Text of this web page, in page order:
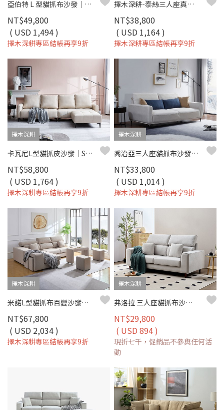
亞伯特 L 型貓抓布沙發｜防潑水貓抓布 × 移動式腳椅 × 獨立筒坐墊 – 擇木深耕
NT$49,800
( USD 1,494 )
擇木深耕專區結帳再享9折
擇木深耕-泰絲三人座真皮沙發
NT$38,800
( USD 1,164 )
擇木深耕專區結帳再享9折
擇木深耕
卡瓦尼L型貓抓皮沙發｜SGS貓抓皮×獨立筒坐墊×可移動背靠 – 擇木深耕
NT$58,800
( USD 1,764 )
擇木深耕專區結帳再享9折
擇木深耕
喬治亞三人座貓抓布沙發｜可調椅背 × 深座設計 × 防潑水耐磨 × SGS貓抓布–擇木深耕
NT$33,800
( USD 1,014 )
擇木深耕專區結帳再享9折
擇木深耕
米諾L型貓抓布百變沙發組｜百變組合 × 可調頭靠 × 防潑水耐磨 × 活動扶手–擇木深耕
NT$67,800
( USD 2,034 )
擇木深耕專區結帳再享9折
擇木深耕
弗洛拉 三人座貓抓布沙發｜皮絨貓抓布 × 防潑水耐磨 × 獨立筒坐墊 – 擇木深耕
NT$29,800
( USD 894 )
現折七千，促銷品不參與任何活
動